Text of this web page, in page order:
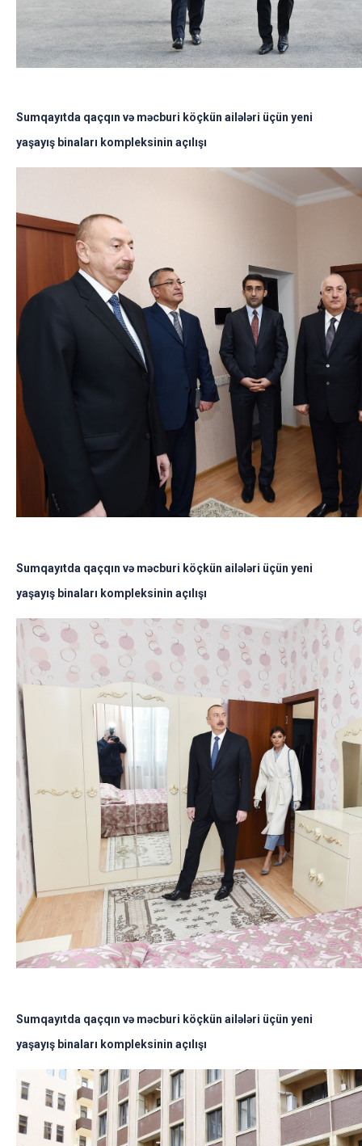
Sumqayıtda qaçqın və məcburi köçkün ailələri üçün yeni
yaşayış binaları kompleksinin açılışı
Sumqayıtda qaçqın və məcburi köçkün ailələri üçün yeni
yaşayış binaları kompleksinin açılışı
Sumqayıtda qaçqın və məcburi köçkün ailələri üçün yeni
yaşayış binaları kompleksinin açılışı